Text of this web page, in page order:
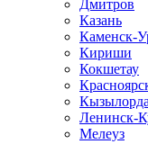
Дмитров
Казань
Каменск-
Кириши
Кокшетау
Кызылорда
Ленинск-
Мелеуз